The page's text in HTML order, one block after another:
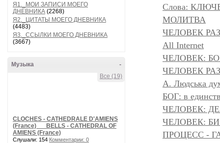
Я1._МОИ ЗАПИСИ МОЕГО
ДНЕВНИКА (2268)
Я2._ЦИТАТЫ МОЕГО ДНЕВНИКА
(4483)
Я3._ССЫЛКИ МОЕГО ДНЕВНИКА
(3667)
-
Музыка
Все (19)
CLOCHES - CATHEDRALE D'AMIENS
(France) __ BELLS - CATHEDRAL OF
AMIENS (France)
Слушали: 154 Комментарии: 0
Слова:
МОЛИТВА
ЧЕЛОВЕК
All Internet
ЧЕЛОВЕК:
ЧЕЛОВЕК
A. Людська
БОГ: в
ЧЕЛОВЕК:
ЧЕЛОВЕК:
ПРОЦЕСС -